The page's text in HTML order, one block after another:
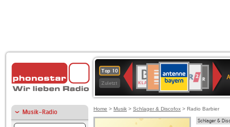
Top 10
Zuletzt
Deutschlandfunk
80er
90er
OLDIE
ANTENNE
SWR3
WDR
4
BR-
KLASSIK
Deutschlandfunk
KulturBAYERN
2
SWR
Kultur
NDR
2
Musik-Radio Home > Musik > Schlager & Discofox > Radio Barbier
Schlager &